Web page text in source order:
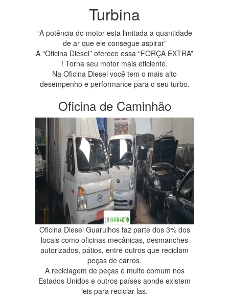
Turbina
“A potência do motor esta limitada a quantidade
de ar que ele consegue aspirar”
A “Oficina Diesel” oferece essa “FORÇA EXTRA”
! Torna seu motor mais eficiente.
Na Oficina Diesel você tem o mais alto
desempenho e performance para o seu turbo.
Oficina de Caminhão
Oficina Diesel Guarulhos faz parte dos 3% dos
locais como oficinas mecânicas, desmanches
autorizados, pátios, entre outros que reciclam
peças de carros.
A reciclagem de peças é muito comum nos
Estados Unidos e outros países aonde existem
leis para reciclar-las.